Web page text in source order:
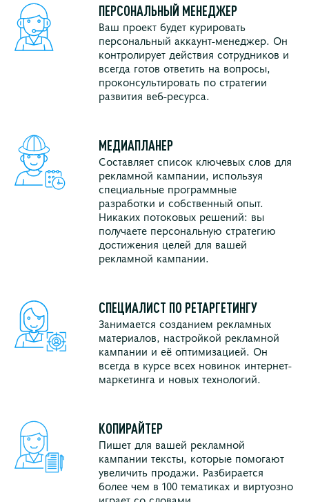
ПЕРСОНАЛЬНЫЙ МЕНЕДЖЕР
Ваш проект будет курировать
персональный аккаунт-менеджер. Он
контролирует действия сотрудников и
всегда готов ответить на вопросы,
проконсультировать по стратегии
развития веб-ресурса.
МЕДИАПЛАНЕР
Составляет список ключевых слов для
рекламной кампании, используя
специальные программные
разработки и собственный опыт.
Никаких потоковых решений: вы
получаете персональную стратегию
достижения целей для вашей
рекламной кампании.
СПЕЦИАЛИСТ ПО РЕТАРГЕТИНГУ
Занимается созданием рекламных
материалов, настройкой рекламной
кампании и её оптимизацией. Он
всегда в курсе всех новинок интернет-
маркетинга и новых технологий.
КОПИРАЙТЕР
Пишет для вашей рекламной
кампании тексты, которые помогают
увеличить продажи. Разбирается
более чем в 100 тематиках и виртуозно